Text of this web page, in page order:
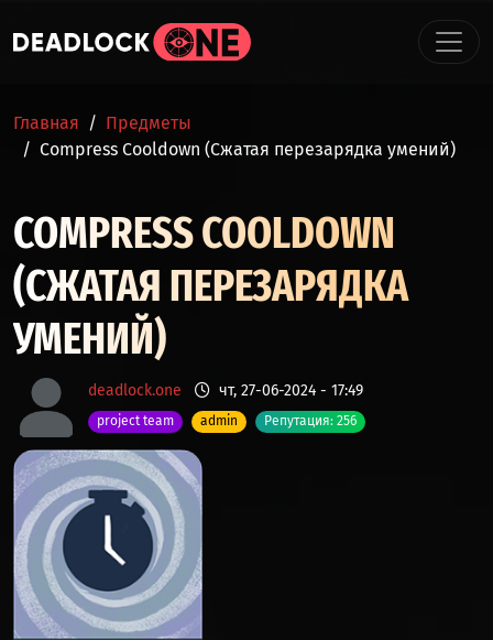
СТРОКА НАВИГАЦИИ
Главная
Предметы
Compress Cooldown (Сжатая перезарядка умений)
COMPRESS COOLDOWN
(СЖАТАЯ ПЕРЕЗАРЯДКА
УМЕНИЙ)
deadlock.one чт, 27-06-2024 - 17:49
project team admin Репутация: 256